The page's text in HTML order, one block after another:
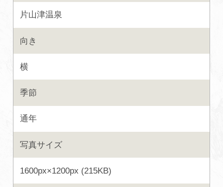
写真ダウンロード
よくあるご質問・お問い合わせ
プライバシーポリシー
片山津温泉
向き
横
季節
通年
写真サイズ
1600px×1200px (215KB)